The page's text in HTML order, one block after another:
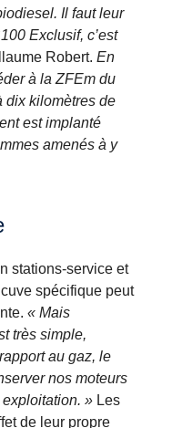
Il faut leur
Exclusif, c’est
Robert. En
à la ZFEm du
dix kilomètres de
est implanté
amenés à y
stations-service et
spécifique peut
« Mais
très simple,
au gaz, le
nos moteurs
» Les
de leur propre